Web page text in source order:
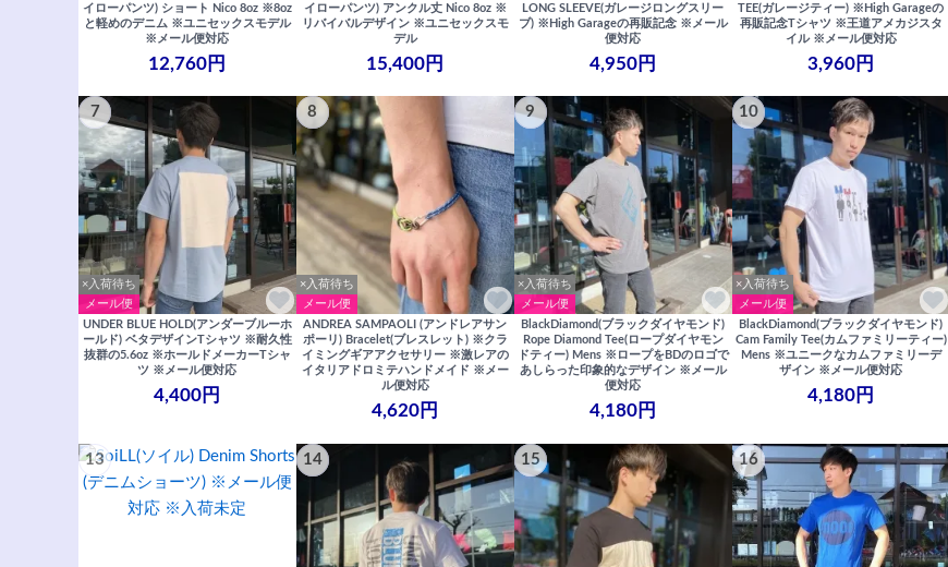
イローパンツ) ショート Nico 8oz ※8oz
と軽めのデニム ※ユニセックスモデル
※メール便対応
12,760円
イローパンツ) アンクル丈 Nico 8oz ※
リバイバルデザイン ※ユニセックスモ
デル
15,400円
LONG SLEEVE(ガレージロングスリー
ブ) ※High Garageの再販記念 ※メール
便対応
4,950円
TEE(ガレージティー) ※High Garageの
再販記念Tシャツ ※王道アメカジスタ
イル ※メール便対応
3,960円
7
×入荷待ち
メール便
UNDER BLUE HOLD(アンダーブルーホ
ールド) ベタデザインTシャツ ※耐久性
抜群の5.6oz ※ホールドメーカーTシャ
ツ ※メール便対応
4,400円
8
×入荷待ち
メール便
ANDREA SAMPAOLI (アンドレアサン
ポーリ) Bracelet(ブレスレット) ※クラ
イミングギアアクセサリー ※激レアの
イタリアドロミテハンドメイド ※メー
ル便対応
4,620円
9
×入荷待ち
メール便
BlackDiamond(ブラックダイヤモンド)
Rope Diamond Tee(ロープダイヤモン
ドティー) Mens ※ロープをBDのロゴで
あしらった印象的なデザイン ※メール
便対応
4,180円
10
×入荷待ち
メール便
BlackDiamond(ブラックダイヤモンド)
Cam Family Tee(カムファミリーティー)
Mens ※ユニークなカムファミリーデ
ザイン ※メール便対応
4,180円
13 14 15 16